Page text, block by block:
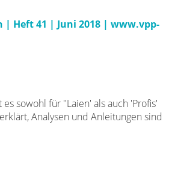
| Heft 41 | Juni 2018 | www.vpp-
sowohl für ''Laien' als auch 'Profis'
Analysen und Anleitungen sind